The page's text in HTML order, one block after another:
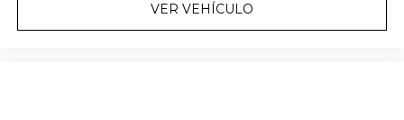
VER VEHÍCULO